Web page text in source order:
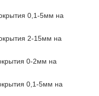
0,1-5мм на
2-15мм на
0-2мм на
0,1-5мм на